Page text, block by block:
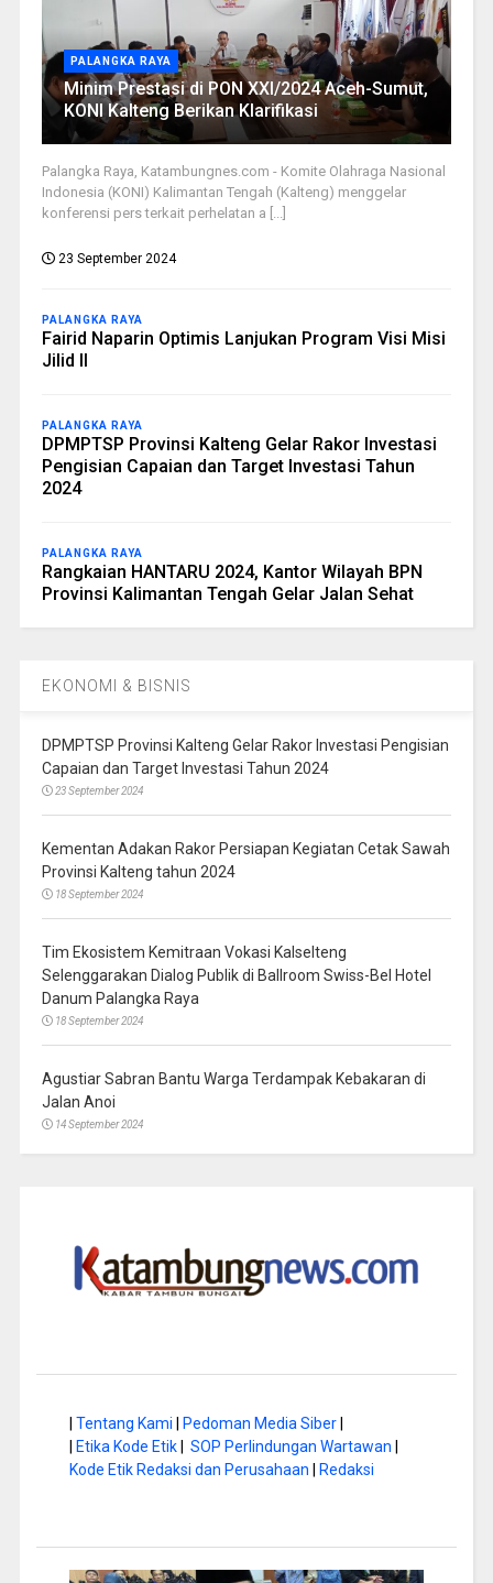
PALANGKA RAYA
Minim Prestasi di PON XXI/2024 Aceh-Sumut,
KONI Kalteng Berikan Klarifikasi
Palangka Raya, Katambungnes.com - Komite Olahraga Nasional
Indonesia (KONI) Kalimantan Tengah (Kalteng) menggelar
konferensi pers terkait perhelatan a [...]
23 September 2024
PALANGKA RAYA
Fairid Naparin Optimis Lanjukan Program Visi Misi
Jilid II
PALANGKA RAYA
DPMPTSP Provinsi Kalteng Gelar Rakor Investasi
Pengisian Capaian dan Target Investasi Tahun
2024
PALANGKA RAYA
Rangkaian HANTARU 2024, Kantor Wilayah BPN
Provinsi Kalimantan Tengah Gelar Jalan Sehat
EKONOMI & BISNIS
DPMPTSP Provinsi Kalteng Gelar Rakor Investasi Pengisian
Capaian dan Target Investasi Tahun 2024
23 September 2024
Kementan Adakan Rakor Persiapan Kegiatan Cetak Sawah
Provinsi Kalteng tahun 2024
18 September 2024
Tim Ekosistem Kemitraan Vokasi Kalselteng
Selenggarakan Dialog Publik di Ballroom Swiss-Bel Hotel
Danum Palangka Raya
18 September 2024
Agustiar Sabran Bantu Warga Terdampak Kebakaran di
Jalan Anoi
14 September 2024
Tentang Kami Pedoman Media Siber|
Etika Kode Etik| SOP Perlindungan Wartawan
Kode Etik Redaksi dan Perusahaan
Redaksi